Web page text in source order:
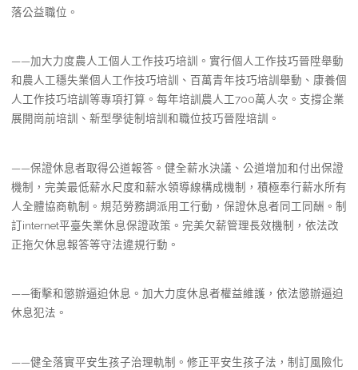
落公益職位。
——加大力度農人工個人工作技巧培訓。實行個人工作技巧晉陞舉動
和農人工穩失業個人工作技巧培訓、百萬青年技巧培訓舉動、康養個
人工作技巧培訓等專項打算。每年培訓農人工700萬人次。支撐企業
展開崗前培訓、新型學徒制培訓和職位技巧晉陞培訓。
——保證休息者取得公道報答。健全薪水決議、公道增加和付出保證
機制，完美最低薪水尺度和薪水領導線構成機制，積極奉行薪水所有
人全體協商軌制。規范勞務調派用工行動，保證休息者同工同酬。制
訂internet平臺失業休息保證政策。完美欠薪管理長效機制，依法改
正拖欠休息報答等守法違規行動。
——衝擊和懲辦逼迫休息。加大力度休息者權益維護，依法懲辦逼迫
休息犯法。
——健全落實平安生孩子治理軌制。修正平安生孩子法，制訂風險化